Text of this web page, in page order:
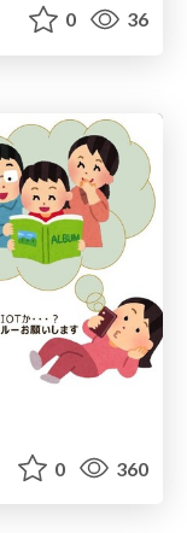
0 36
0 360